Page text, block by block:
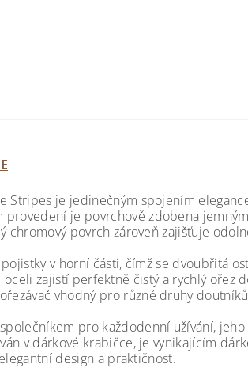
Stripes je jedinečným spojením
je povrchově zdobena
chromový povrch zároveň zajišťuje
v horní části, čímž se dvoubřitá
zajistí perfektně čistý a rychlý ořez
vhodný pro různé druhy
pro každodenní užívání,
v dárkové krabičce, je vynikajícím
design a praktičnost.